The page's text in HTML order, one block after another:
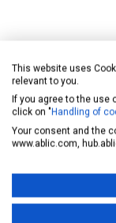
3. 低電圧
This website uses
relevant to you.
If you agree to the use
click on "Handling of
Your consent and the
www.ablic.com,